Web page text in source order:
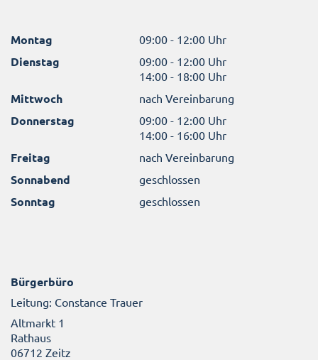
Montag 09:00 - 12:00 Uhr
Dienstag
09:00 - 12:00 Uhr
14:00 - 18:00 Uhr
Mittwoch nach Vereinbarung
Donnerstag
09:00 - 12:00 Uhr
14:00 - 16:00 Uhr
Freitag nach Vereinbarung
Sonnabend geschlossen
Sonntag geschlossen
Bürgerbüro
Leitung: Constance Trauer
Altmarkt 1
Rathaus
06712 Zeitz